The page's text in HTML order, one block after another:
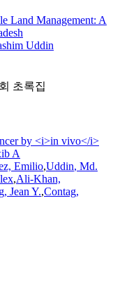
Land Management: A
Uddin
초록집
by <i>in vivo</i>
A
Emilio,Uddin, Md.
,Ali-Khan,
Jean Y.,Contag,